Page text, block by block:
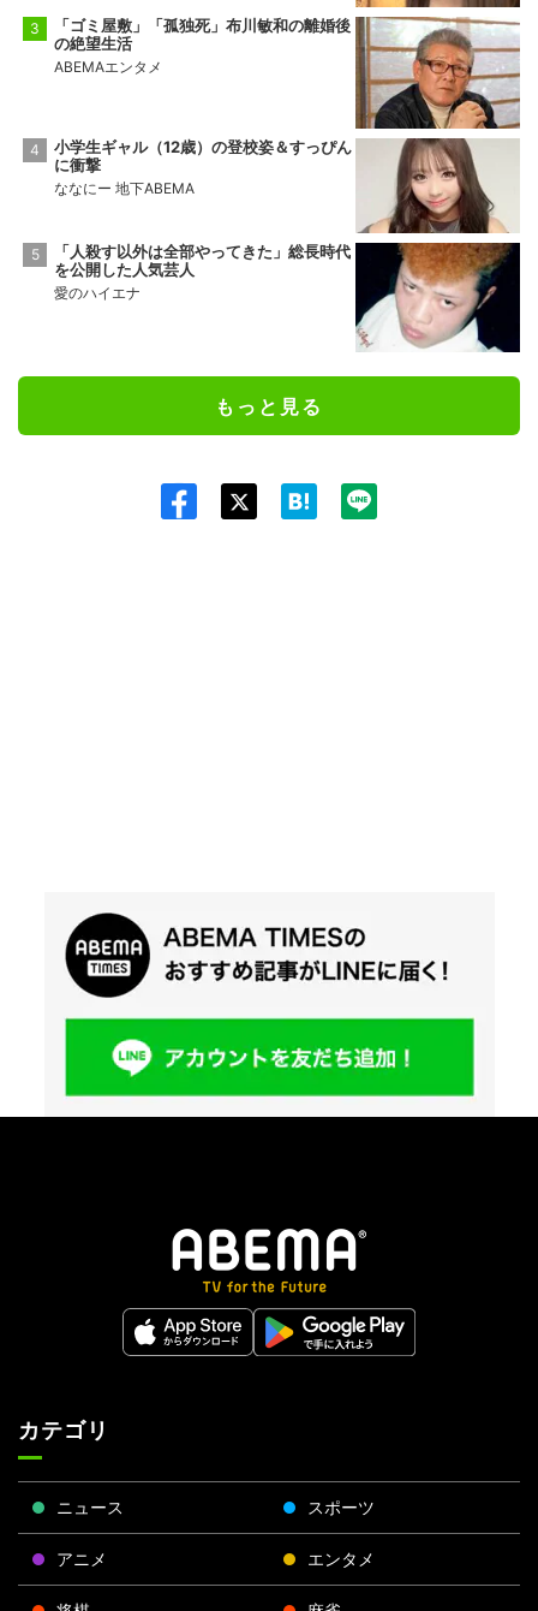
「ゴミ屋敷」「孤独死」布川敏和の離婚後
の絶望生活
ABEMAエンタメ
小学生ギャル（12歳）の登校姿＆すっぴん
に衝撃
ななにー 地下ABEMA
「人殺す以外は全部やってきた」総長時代
を公開した人気芸人
愛のハイエナ
もっと見る
カテゴリ
ニュース スポーツ
アニメ エンタメ